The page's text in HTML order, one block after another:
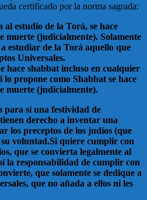
certificado por la norma sagrada:
al estudio de la Torá, se hace
muerte (judicialmente). Solamente
estudiar de la Torá aquello que
Universales.
hace shabbat incluso en cualquier
lo propone como Shabbat se hace
muerte (judicialmente).
para sí una festividad de
derecho a inventar una
los preceptos de los judíos (que
voluntad.Si quiere cumplir con
que se convierta legalmente al
la responsabilidad de cumplir con
que solamente se dedique a
que no añada a ellos ni les